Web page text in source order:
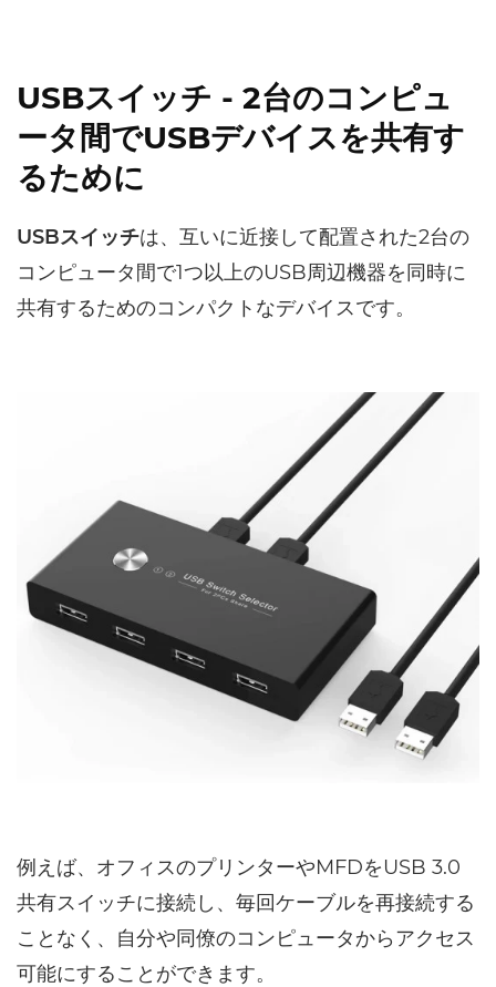
USBスイッチ - 2台のコンピュ
ータ間でUSBデバイスを共有す
るために
USBスイッチは、互いに近接して配置された2台の
コンピュータ間で1つ以上のUSB周辺機器を同時に
共有するためのコンパクトなデバイスです。
例えば、オフィスのプリンターやMFDをUSB 3.0
共有スイッチに接続し、毎回ケーブルを再接続する
ことなく、自分や同僚のコンピュータからアクセス
可能にすることができます。